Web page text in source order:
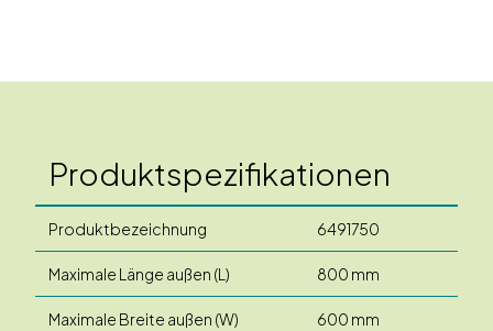
Produktspezifikationen
Produktbezeichnung 6491750
Maximale Länge außen (L) 800 mm
Maximale Breite außen (W) 600 mm